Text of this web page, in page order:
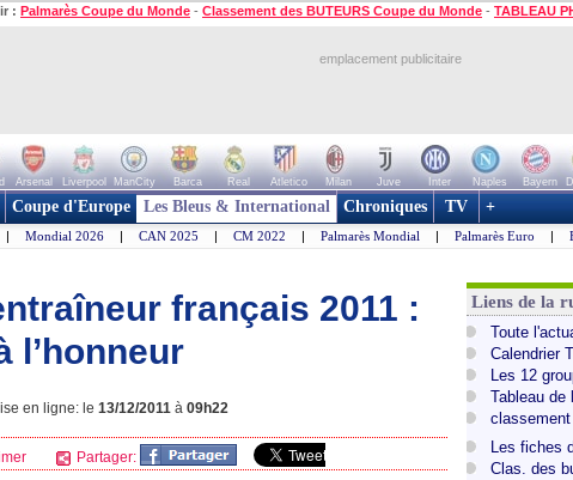
: Palmarès Coupe du Monde - Classement des BUTEURS Coupe du Monde - TABLEAU
emplacement publicitaire
Arsenal Liverpool ManCity Barca Real Atletico Milan Juve Inter Naples Bayern
Coupe d'Europe Les Bleus & International Chroniques TV +
| Mondial 2026 | CAN 2025 | CM 2022 | Palmarès Mondial | Palmarès Euro |
français 2011 :
l’honneur
en ligne: le 13/12/2011 à 09h22
Partager:
Liens de la
Toute
Calendrier
Les 12
Tableau de
Les fiches
Clas. des